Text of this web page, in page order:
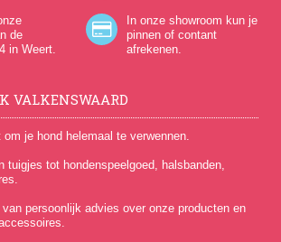
de
in Weert.
In onze showroom kun je
pinnen of contant
afrekenen.
VALKENSWAARD
je hond helemaal te verwennen.
tuigjes tot hondenspeelgoed, halsbanden,
persoonlijk advies over onze producten en